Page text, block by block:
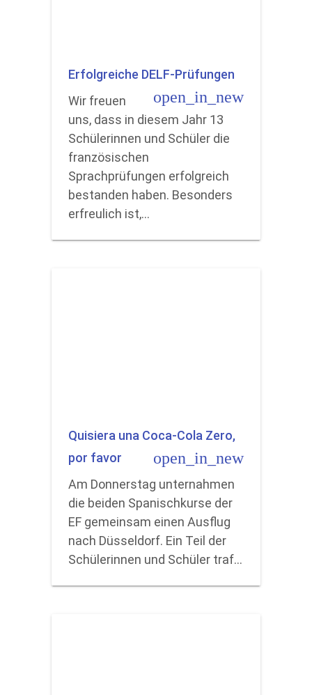
Erfolgreiche DELF-Prüfungen
open_in_new
Wir freuen
uns, dass in diesem Jahr 13
Schülerinnen und Schüler die
französischen
Sprachprüfungen erfolgreich
bestanden haben. Besonders
erfreulich ist,…
Quisiera una Coca-Cola Zero,
por favor
open_in_new
Am Donnerstag unternahmen
die beiden Spanischkurse der
EF gemeinsam einen Ausflug
nach Düsseldorf. Ein Teil der
Schülerinnen und Schüler traf…